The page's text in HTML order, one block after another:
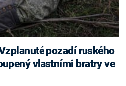
vlastními bratry ve